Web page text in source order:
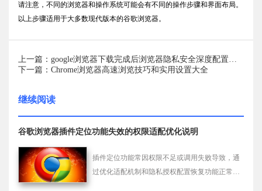
请注意，不同的浏览器和操作系统可能会有不同的操作步骤和界面布局。
以上步骤适用于大多数现代版本的谷歌浏览器。
上一篇：google浏览器下载完成后浏览器隐私安全深度配置教程
下一篇：Chrome浏览器高速浏览技巧和实用设置大全
继续阅读
谷歌浏览器插件定位功能失效的权限适配优化说明
插件定位功能常因权限不足或调用失败导致，通
过优化适配机制和隐私授权配置恢复功能正常使